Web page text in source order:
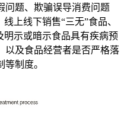
问题、欺骗误导消费问题
上线下销售“三无”食品、
明示或暗示食品具有疾病预
以及食品经营者是否严格落
制度。